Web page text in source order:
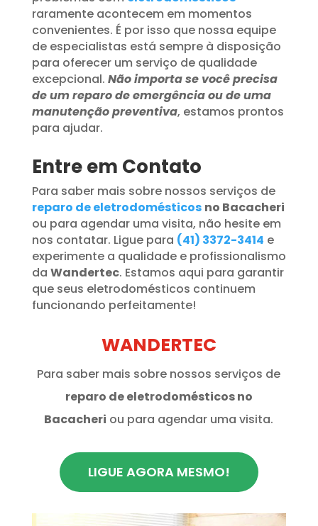
raramente acontecem em momentos
convenientes. É por isso que nossa equipe
de especialistas está sempre à disposição
para oferecer um serviço de qualidade
excepcional. Não importa se você precisa
de um reparo de emergência ou de uma
manutenção preventiva, estamos prontos
para ajudar.
Entre em Contato
Para saber mais sobre nossos serviços de
reparo de eletrodomésticos no Bacacheri
ou para agendar uma visita, não hesite em
nos contatar. Ligue para (41) 3372-3414 e
experimente a qualidade e profissionalismo
da Wandertec. Estamos aqui para garantir
que seus eletrodomésticos continuem
funcionando perfeitamente!
WANDERTEC
Para saber mais sobre nossos serviços de
reparo de eletrodomésticos no
Bacacheri ou para agendar uma visita.
LIGUE AGORA MESMO!